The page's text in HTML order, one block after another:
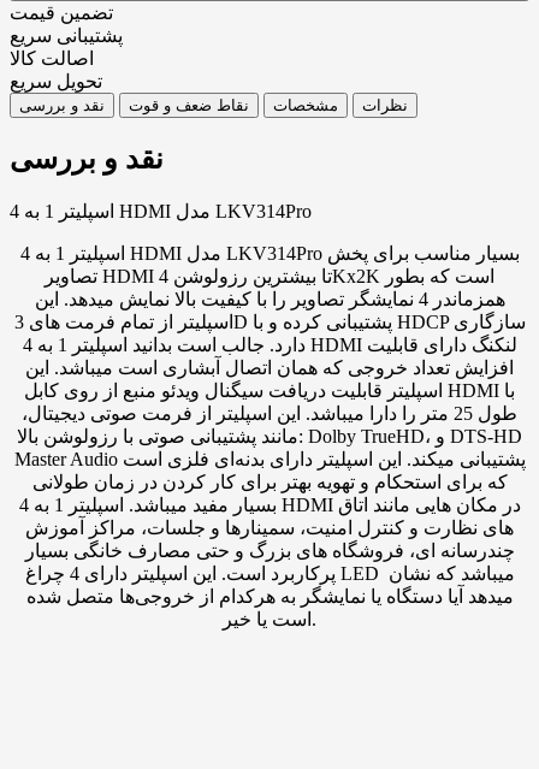
تضمین قیمت
پشتیبانی سریع
اصالت کالا
تحویل سریع
نقد و بررسی نقاط ضعف و قوت مشخصات نظرات
نقد و بررسی
اسپلیتر 1 به 4 HDMI مدل LKV314Pro
اسپلیتر 1 به 4 HDMI مدل LKV314Pro بسیار مناسب برای پخش
تصاویر HDMI تا بیشترین رزولوشن 4Kx2K است که بطور
همزماندر 4 نمایشگر تصاویر را با کیفیت بالا نمایش میدهد. این
اسپلیتر از تمام فرمت های 3D پشتیبانی کرده و با HDCP سازگاری
دارد. جالب است بدانید اسپلیتر 1 به 4 HDMI لنکنگ دارای قابلیت
افزایش تعداد خروجی که همان اتصال آبشاری است میباشد. این
اسپلیتر قابلیت دریافت سیگنال ویدئو منبع از روی کابل HDMI با
طول 25 متر را دارا میباشد. این اسپلیتر از فرمت صوتی دیجیتال،
مانند پشتیبانی صوتی با رزولوشن بالا: Dolby TrueHD، و DTS-HD
Master Audio پشتیبانی میکند. این اسپلیتر دارای بدنه‌ای فلزی است
که برای استحکام و تهویه بهتر برای کار کردن در زمان طولانی
بسیار مفید میباشد. اسپلیتر 1 به 4 HDMI در مکان هایی مانند اتاق
های نظارت و کنترل امنیت، سمینارها و جلسات، مراکز آموزش
چندرسانه ای، فروشگاه های بزرگ و حتی مصارف خانگی بسیار
پرکاربرد است. این اسپلیتر دارای 4 چراغ LED میباشد که نشان
میدهد آیا دستگاه یا نمایشگر به هرکدام از خروجی‌ها متصل شده
است یا خیر.